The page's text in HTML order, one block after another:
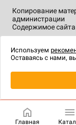
Копирование
администрации
Содержимое сайта
технологии.
Главная
Используем
Оставаясь с нами,